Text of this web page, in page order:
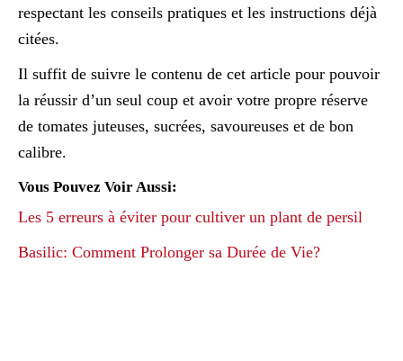
respectant les conseils pratiques et les instructions déjà
citées.
Il suffit de suivre le contenu de cet article pour pouvoir
la réussir d’un seul coup et avoir votre propre réserve
de tomates juteuses, sucrées, savoureuses et de bon
calibre.
Vous Pouvez Voir Aussi:
Les 5 erreurs à éviter pour cultiver un plant de persil
Basilic: Comment Prolonger sa Durée de Vie?